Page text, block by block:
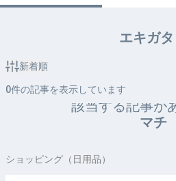
エキガタ
新着順
0件の記事を表示しています
該当する記事が
マチ
ショッピング（日用品）